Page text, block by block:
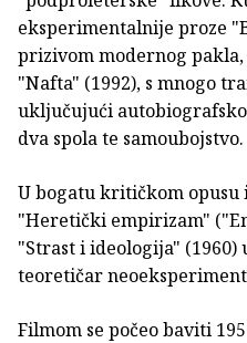
eksperimentalnije proze
prizivom modernog
"Nafta" (1992), s mnogo
uključujući
dva spola te samoubojstvo.
U bogatu kritičkom opusu
"Heretički empirizam"
"Strast i ideologija" (1960)
teoretičar
Filmom se počeo baviti